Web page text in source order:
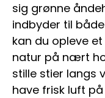
sig grønne
indbyder til
kan du opleve
natur på nært
stille stier langs
have frisk luft